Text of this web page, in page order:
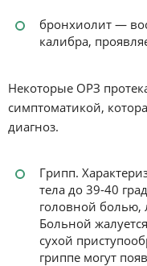
бронхиолит —
калибра,
Некоторые ОРЗ
симптоматикой,
диагноз.
Грипп.
тела до 39-40
головной болью,
Больной
сухой
гриппе могут